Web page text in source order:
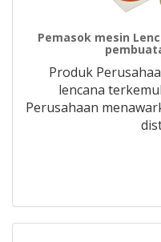
Pemasok mesin
Produk
lencana
Perusahaan